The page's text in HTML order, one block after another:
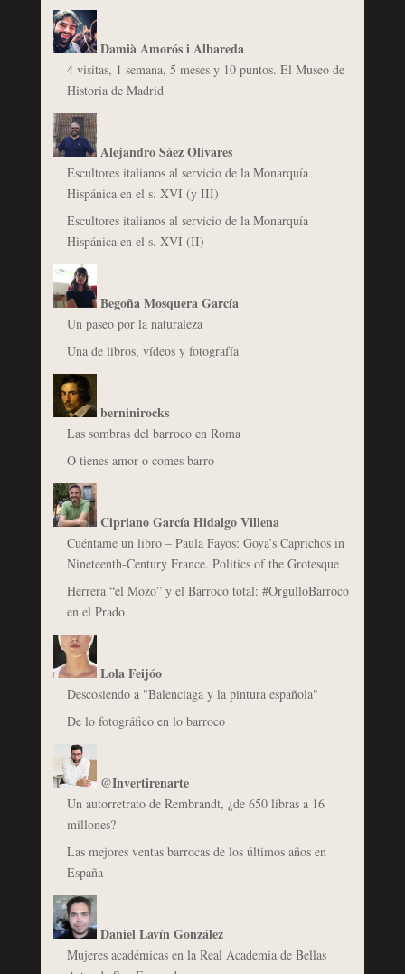
Damià Amorós i Albareda
4 visitas, 1 semana, 5 meses y 10 puntos. El Museo de
Historia de Madrid
Alejandro Sáez Olivares
Escultores italianos al servicio de la Monarquía
Hispánica en el s. XVI (y III)
Escultores italianos al servicio de la Monarquía
Hispánica en el s. XVI (II)
Begoña Mosquera García
Un paseo por la naturaleza
Una de libros, vídeos y fotografía
berninirocks
Las sombras del barroco en Roma
O tienes amor o comes barro
Cipriano García Hidalgo Villena
Cuéntame un libro – Paula Fayos: Goya’s Caprichos in
Nineteenth-Century France. Politics of the Grotesque
Herrera “el Mozo” y el Barroco total: #OrgulloBarroco
en el Prado
Lola Feijóo
Descosiendo a "Balenciaga y la pintura española"
De lo fotográfico en lo barroco
@Invertirenarte
Un autorretrato de Rembrandt, ¿de 650 libras a 16
millones?
Las mejores ventas barrocas de los últimos años en
España
Daniel Lavín González
Mujeres académicas en la Real Academia de Bellas